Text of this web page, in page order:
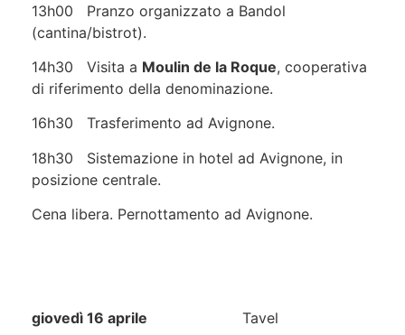
13h00 Pranzo organizzato a Bandol
(cantina/bistrot).
14h30 Visita a Moulin de la Roque, cooperativa
di riferimento della denominazione.
16h30 Trasferimento ad Avignone.
18h30 Sistemazione in hotel ad Avignone, in
posizione centrale.
Cena libera. Pernottamento ad Avignone.
giovedì 16 aprile Tavel